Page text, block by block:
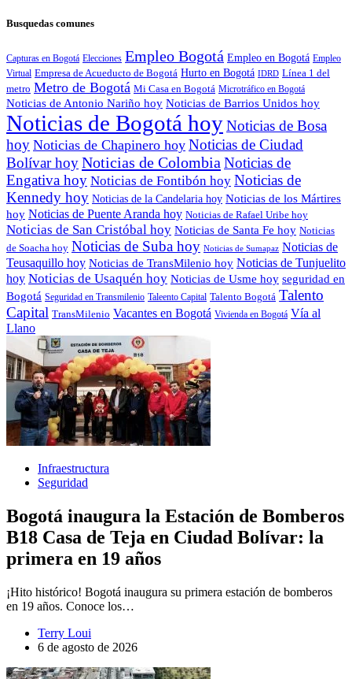
Busquedas comunes
Capturas en Bogotá Elecciones Empleo Bogotá Empleo en Bogotá Empleo
Virtual Empresa de Acueducto de Bogotá Hurto en Bogotá IDRD Línea 1 del
metro Metro de Bogotá Mi Casa en Bogotá Microtráfico en Bogotá
Noticias de Antonio Nariño hoy Noticias de Barrios Unidos hoy
Noticias de Bogotá hoyNoticias de Bosa
hoy Noticias de Chapinero hoy Noticias de Ciudad
Bolívar hoyNoticias de Colombia Noticias de
Engativa hoy Noticias de Fontibón hoy Noticias de
Kennedy hoy Noticias de la Candelaria hoy Noticias de los Mártires
hoy Noticias de Puente Aranda hoy Noticias de Rafael Uribe hoy
Noticias de San Cristóbal hoy Noticias de Santa Fe hoy Noticias
de Soacha hoy Noticias de Suba hoy Noticias de Sumapaz Noticias de
Teusaquillo hoy Noticias de TransMilenio hoy Noticias de Tunjuelito
hoy Noticias de Usaquén hoy Noticias de Usme hoy seguridad en
Bogotá Seguridad en Transmilenio Taleento Capital Talento Bogotá Talento
Capital TransMilenio Vacantes en Bogotá Vivienda en Bogotá Vía al
Llano
Infraestructura
Seguridad
Bogotá inaugura la Estación de Bomberos
B18 Casa de Teja en Ciudad Bolívar: la
primera en 19 años
¡Hito histórico! Bogotá inaugura su primera estación de bomberos
en 19 años. Conoce los…
Terry Loui
6 de agosto de 2026